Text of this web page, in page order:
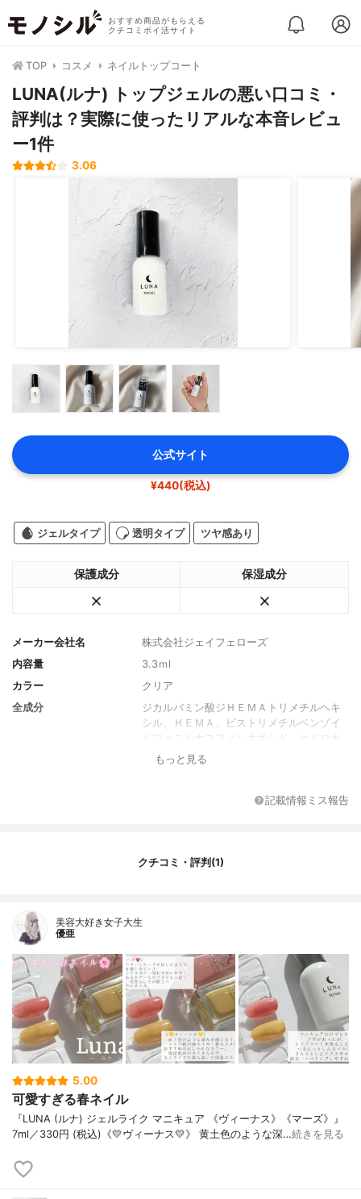
おすすめ商品がもらえる
クチコミポイ活サイト
TOP コスメ ネイルトップコート
LUNA(ルナ) トップジェルの悪い口コミ・
評判は？実際に使ったリアルな本音レビュ
ー1件
3.06
公式サイト
¥440(税込)
ジェルタイプ 透明タイプ ツヤ感あり
保護成分 保湿成分
メーカー会社名
株式会社ジェイフェローズ
内容量
3.3ｍl
カラー
クリア
全成分
ジカルバミン酸ジＨＥＭＡトリメチルヘキ
シル、ＨＥＭＡ、ビストリメチルベンゾイ
ルフェニルホスフィンオキシド、ヒドロキ
シシクロヘキシルフェニルケトン
もっと見る
記載情報ミス報告
クチコミ・評判(1)
美容大好き女子大生
優亜
5.00
可愛すぎる春ネイル
『LUNA (ルナ) ジェルライク マニキュア 《ヴィーナス》《マーズ》』
7ml／330円 (税込)《💛ヴィーナス💛》 黄土色のような深…続きを見る